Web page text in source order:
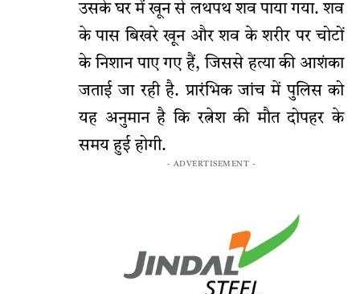
उसके घर में खून से लथपथ शव पाया गया. शव
के पास बिखरे खून और शव के शरीर पर चोटों
के निशान पाए गए हैं, जिससे हत्या की आशंका
जताई जा रही है. प्रारंभिक जांच में पुलिस को
यह अनुमान है कि रत्नेश की मौत दोपहर के
समय हुई होगी.
- ADVERTISEMENT -